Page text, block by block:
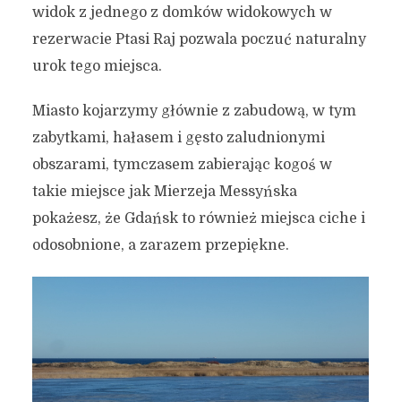
widok z jednego z domków widokowych w
rezerwacie Ptasi Raj pozwala poczuć naturalny
urok tego miejsca.
Miasto kojarzymy głównie z zabudową, w tym
zabytkami, hałasem i gęsto zaludnionymi
obszarami, tymczasem zabierając kogoś w
takie miejsce jak Mierzeja Messyńska
pokażesz, że Gdańsk to również miejsca ciche i
odosobnione, a zarazem przepiękne.